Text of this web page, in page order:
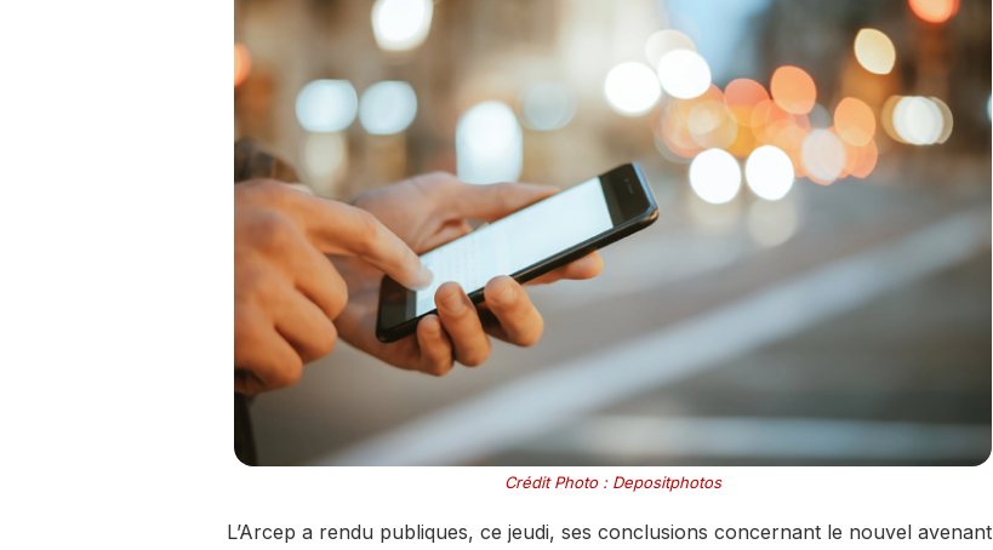
Crédit Photo : Depositphotos
L’Arcep a rendu publiques, ce jeudi, ses conclusions concernant le nouvel avenant